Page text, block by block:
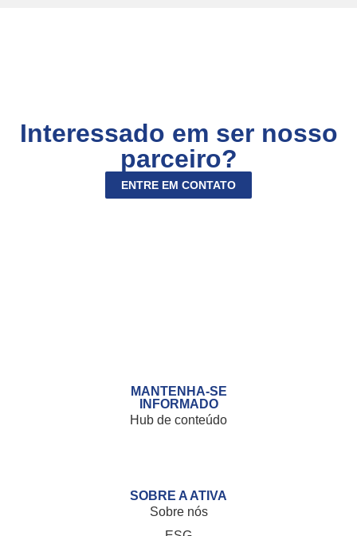
Interessado em ser nosso
parceiro?
ENTRE EM CONTATO
MANTENHA-SE
INFORMADO
Hub de conteúdo
SOBRE A ATIVA
Sobre nós